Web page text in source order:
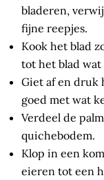
bladeren,
fijne reepjes.
Kook het blad
tot het blad
Giet af en druk
goed met wat
Verdeel de
quichebodem.
Klop in een
eieren tot een